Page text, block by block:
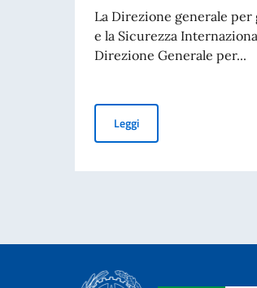
La Direzione generale
e la Sicurezza
Direzione Generale per...
LeggiAvviso di pubblicità per